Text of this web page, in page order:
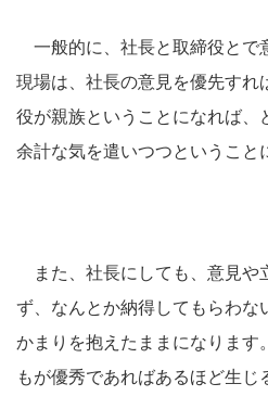
一般的に、社長と取締役とで
現場は、社長の意見を優先すれ
役が親族ということになれば、
余計な気を遣いつつということ
また、社長にしても、意見や
ず、なんとか納得してもらわな
かまりを抱えたままになります
もが優秀であればあるほど生じ